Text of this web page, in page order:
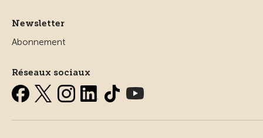
Newsletter
Abonnement
Réseaux sociaux